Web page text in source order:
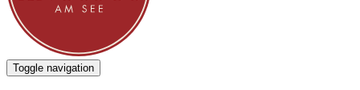
Toggle navigation